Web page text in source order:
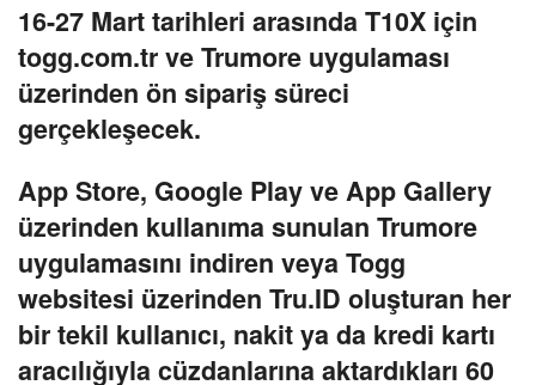
16-27 Mart tarihleri arasında T10X için
togg.com.tr ve Trumore uygulaması
üzerinden ön sipariş süreci
gerçekleşecek.
App Store, Google Play ve App Gallery
üzerinden kullanıma sunulan Trumore
uygulamasını indiren veya Togg
websitesi üzerinden Tru.ID oluşturan her
bir tekil kullanıcı, nakit ya da kredi kartı
aracılığıyla cüzdanlarına aktardıkları 60